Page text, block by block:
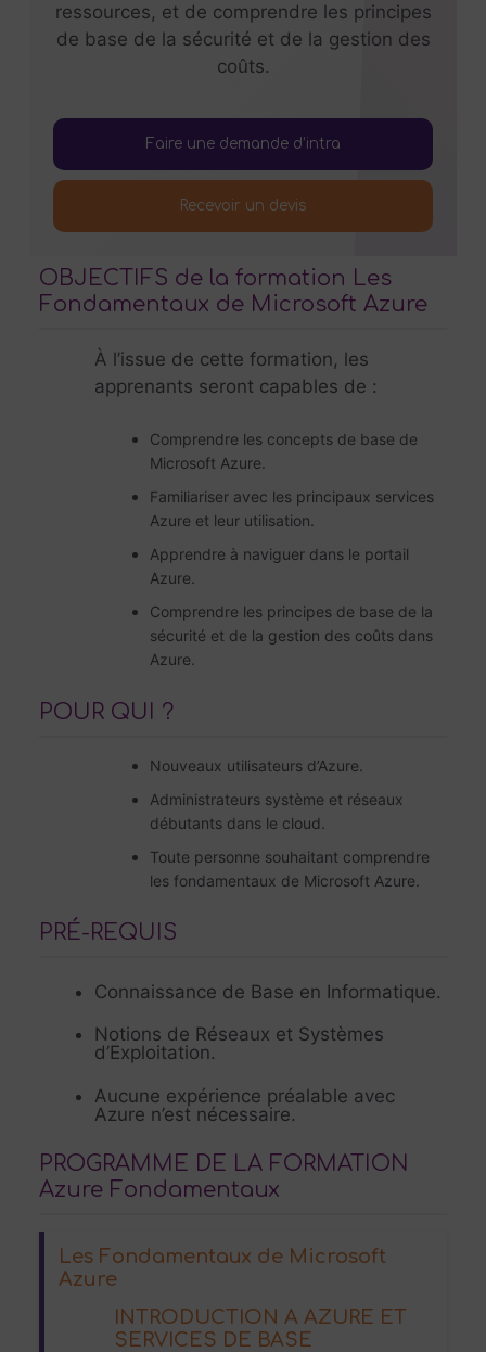
ressources, et de comprendre les principes
de base de la sécurité et de la gestion des
coûts.
Faire une demande d’intra
Recevoir un devis
OBJECTIFS de la formation Les
Fondamentaux de Microsoft Azure
À l’issue de cette formation, les
apprenants seront capables de :
Comprendre les concepts de base de
Microsoft Azure.
Familiariser avec les principaux services
Azure et leur utilisation.
Apprendre à naviguer dans le portail
Azure.
Comprendre les principes de base de la
sécurité et de la gestion des coûts dans
Azure.
POUR QUI ?
Nouveaux utilisateurs d’Azure.
Administrateurs système et réseaux
débutants dans le cloud.
Toute personne souhaitant comprendre
les fondamentaux de Microsoft Azure.
PRÉ-REQUIS
Connaissance de Base en Informatique.
Notions de Réseaux et Systèmes
d’Exploitation.
Aucune expérience préalable avec
Azure n’est nécessaire.
PROGRAMME DE LA FORMATION
Azure Fondamentaux
Les Fondamentaux de Microsoft
Azure
INTRODUCTION A AZURE ET
SERVICES DE BASE